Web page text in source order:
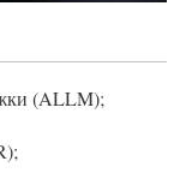
(ALLM);